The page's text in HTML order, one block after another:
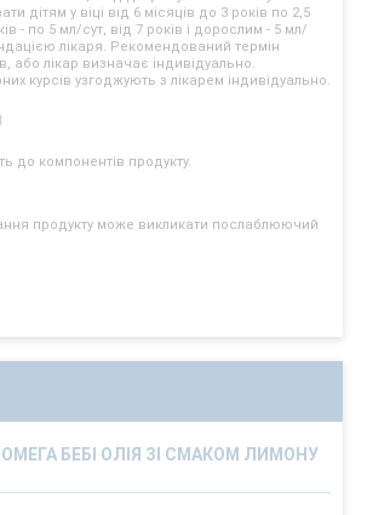
дітям у віці від 6 місяців до 3 років по 2,5
- по 5 мл/сут, від 7 років і дорослим - 5 мл/
лікаря. Рекомендований термін
або лікар визначає індивідуально.
курсів узгоджують з лікарем індивідуально.
до компонентів продукту.
продукту може викликати послаблюючий
БЕБІ ОЛІЯ ЗІ СМАКОМ ЛИМОНУ